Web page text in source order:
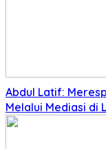
Abdul Latif:
Melalui Mediasi di